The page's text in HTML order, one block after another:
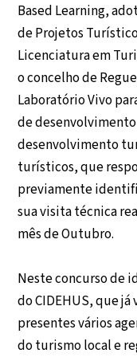
Based Learning,
de Projetos
Licenciatura em
o concelho de
Laboratório Vivo
de
desenvolvimento
turísticos, que
previamente
sua visita técnica
mês de Outubro.
Neste concurso de
do CIDEHUS, que já
presentes vários
do turismo local e